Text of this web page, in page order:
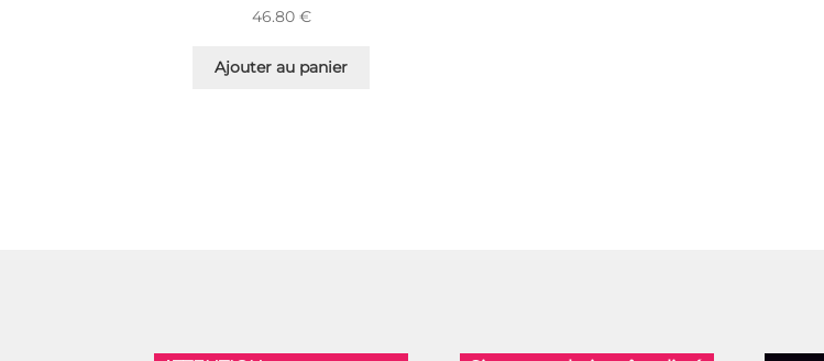
46.80 €
Ajouter au panier